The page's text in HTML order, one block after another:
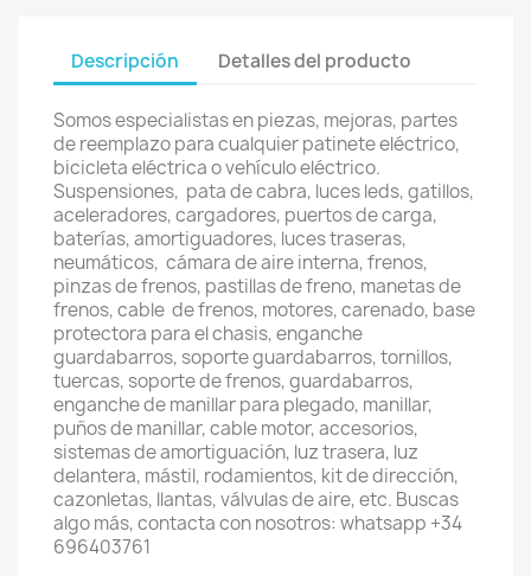
Descripción Detalles del producto
Somos especialistas en piezas, mejoras, partes
de reemplazo para cualquier patinete eléctrico,
bicicleta eléctrica o vehículo eléctrico.
Suspensiones, pata de cabra, luces leds, gatillos,
aceleradores, cargadores, puertos de carga,
baterías, amortiguadores, luces traseras,
neumáticos, cámara de aire interna, frenos,
pinzas de frenos, pastillas de freno, manetas de
frenos, cable de frenos, motores, carenado, base
protectora para el chasis, enganche
guardabarros, soporte guardabarros, tornillos,
tuercas, soporte de frenos, guardabarros,
enganche de manillar para plegado, manillar,
puños de manillar, cable motor, accesorios,
sistemas de amortiguación, luz trasera, luz
delantera, mástil, rodamientos, kit de dirección,
cazonletas, llantas, válvulas de aire, etc. Buscas
algo más, contacta con nosotros: whatsapp +34
696403761